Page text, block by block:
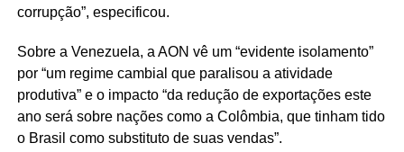
corrupção”, especificou.
Sobre a Venezuela, a AON vê um “evidente isolamento”
por “um regime cambial que paralisou a atividade
produtiva” e o impacto “da redução de exportações este
ano será sobre nações como a Colômbia, que tinham tido
o Brasil como substituto de suas vendas”.